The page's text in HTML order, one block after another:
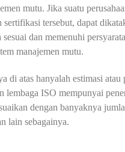
mutu. Jika suatu
sertifikasi tersebut, dapat
sesuai dan memenuhi
manajemen mutu.
di atas hanyalah estimasi atau
lembaga ISO mempunyai
dengan banyaknya
lain sebagainya.